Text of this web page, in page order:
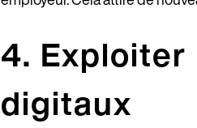
4.
digitaux